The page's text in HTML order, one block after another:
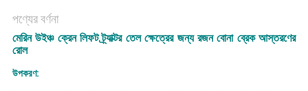
পণ্যের বর্ণনা
মেরিন উইঞ্চ ক্রেন লিফট ট্র্যাক্টর তেল ক্ষেত্রের জন্য রজন বোনা ব্রেক আস্তরণের
রোল
উপকরণ: